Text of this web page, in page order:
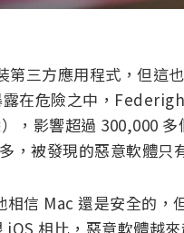
第三方應用程式，但這
在危險之中，
，影響超過 300,000
，被發現的惡意軟體只
信 Mac 還是安全的，
相比，惡意軟體越來